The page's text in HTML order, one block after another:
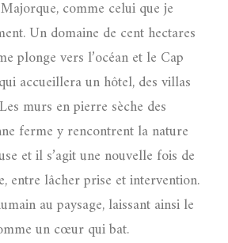
comme celui que je
Un domaine de cent hectares
plonge vers l’océan et le Cap
accueillera un hôtel, des villas
murs en pierre sèche des
ferme y rencontrent la nature
et il s’agit une nouvelle fois de
entre lâcher prise et intervention.
au paysage, laissant ainsi le
un cœur qui bat.